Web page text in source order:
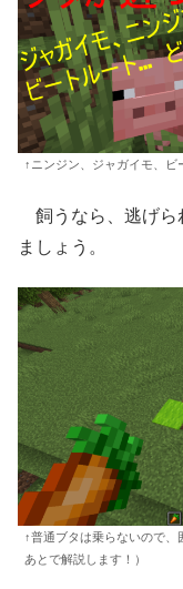
↑ニンジン、ジャガイモ、
飼うなら、逃げら
ましょう。
↑普通ブタは乗らないので
あとで解説します！）